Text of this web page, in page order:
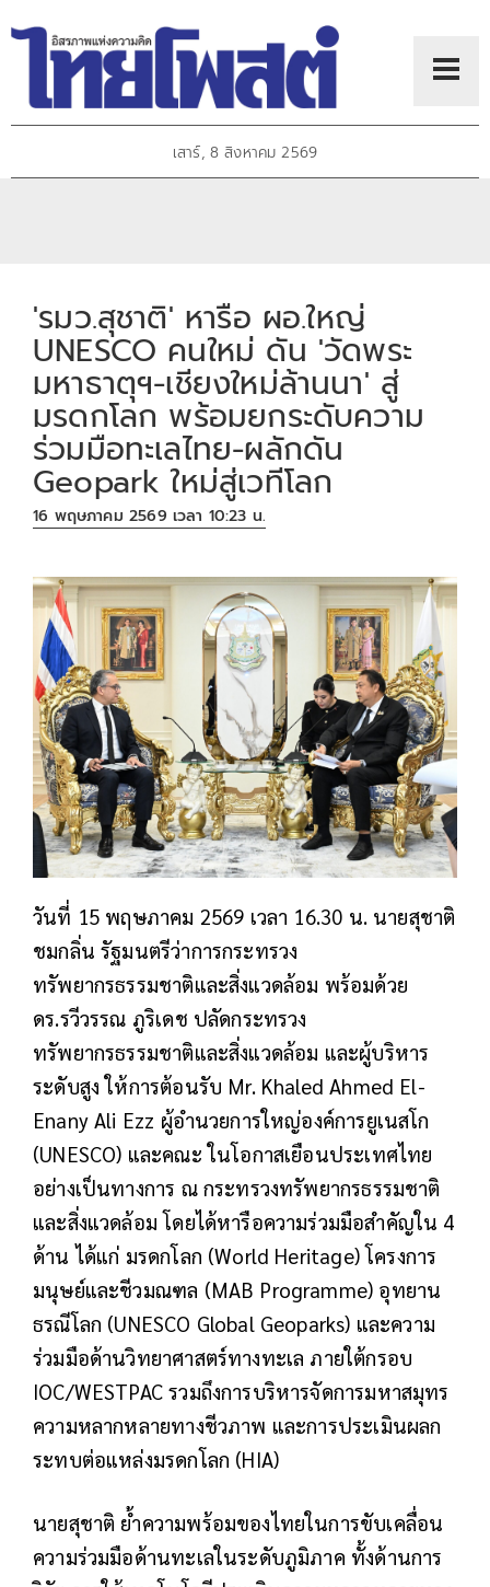
เสาร์, 8 สิงหาคม 2569
'รมว.สุชาติ' หารือ ผอ.ใหญ่
UNESCO คนใหม่ ดัน 'วัดพระ
มหาธาตุฯ-เชียงใหม่ล้านนา' สู่
มรดกโลก พร้อมยกระดับความ
ร่วมมือทะเลไทย-ผลักดัน
Geopark ใหม่สู่เวทีโลก
16 พฤษภาคม 2569 เวลา 10:23 น.
วันที่ 15 พฤษภาคม 2569 เวลา 16.30 น. นายสุชาติ
ชมกลิ่น รัฐมนตรีว่าการกระทรวง
ทรัพยากรธรรมชาติและสิ่งแวดล้อม พร้อมด้วย
ดร.รวีวรรณ ภูริเดช ปลัดกระทรวง
ทรัพยากรธรรมชาติและสิ่งแวดล้อม และผู้บริหาร
ระดับสูง ให้การต้อนรับ Mr. Khaled Ahmed El-
Enany Ali Ezz ผู้อำนวยการใหญ่องค์การยูเนสโก
(UNESCO) และคณะ ในโอกาสเยือนประเทศไทย
อย่างเป็นทางการ ณ กระทรวงทรัพยากรธรรมชาติ
และสิ่งแวดล้อม โดยได้หารือความร่วมมือสำคัญใน 4
ด้าน ได้แก่ มรดกโลก (World Heritage) โครงการ
มนุษย์และชีวมณฑล (MAB Programme) อุทยาน
ธรณีโลก (UNESCO Global Geoparks) และความ
ร่วมมือด้านวิทยาศาสตร์ทางทะเล ภายใต้กรอบ
IOC/WESTPAC รวมถึงการบริหารจัดการมหาสมุทร
ความหลากหลายทางชีวภาพ และการประเมินผลก
ระทบต่อแหล่งมรดกโลก (HIA)
นายสุชาติ ย้ำความพร้อมของไทยในการขับเคลื่อน
ความร่วมมือด้านทะเลในระดับภูมิภาค ทั้งด้านการ